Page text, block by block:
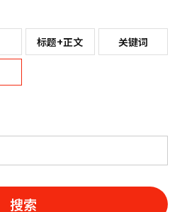
标题+正文 关键词
搜索